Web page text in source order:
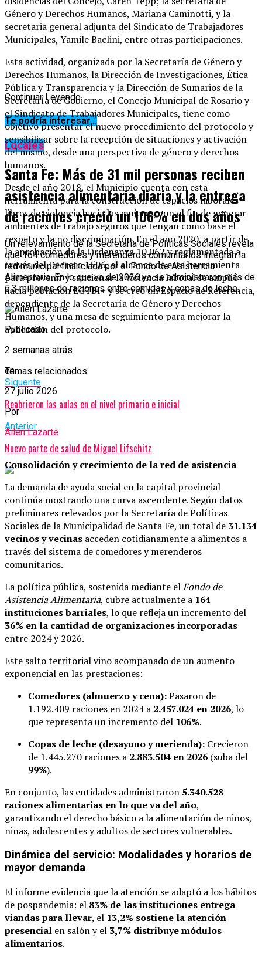
Género y Derechos Humanos, Mariana Caminotti, y la
secretaria general adjunta del Sindicato de Trabajadores
Municipales, Yamile Baclini, entre otras participaciones.
Esta actividad, organizada por la Secretaría de Género y
Derechos Humanos, la Dirección de Investigaciones, Ética
Pública y Transparencia y la Dirección de Sumarios de la
Secretaría de Gobierno, el Concejo Municipal de Rosario y
el Sindicato de Trabajadores Municipales, tiene como
objetivo presentar el nuevo procedimiento del protocolo y
sensibilizar sobre la recepción de situaciones y activación
del mismo, desde una perspectiva de género y derechos
humanos.
Desde el año 2018, el Municipio cuenta con esta
herramienta para la construcción de espacios laborales
libres de violencia hacia las mujeres, con el fin de generar
ambientes de trabajo seguros que tengan como base el
respeto y la no discriminación. En el año 2020, a partir de
la aprobación de la Ordenanza 10.062 y reglamentada a
través del Decreto 1506, el alcance de esta herramienta
para prevenir y sancionar la violencia laboral se amplió
hacia población LGTBI+ y se creó un Espacio de Referencia,
dependiente de la Secretaría de Género y Derechos
Humanos, y una mesa de seguimiento para mejorar la
aplicación del protocolo.
Temas relacionados:
Siguente
Reabrieron las aulas en el nivel primario e inicial
Anterior
Nuevo parte de salud de Miguel Lifschitz
Continuar Leyendo
Te podría interesar...
Locales
Santa Fe: Más de 31 mil personas reciben
asistencia alimentaria diaria y la entrega
de raciones creció un 106% en dos años
Un relevamiento de la Secretaría de Políticas Sociales revela
que 164 comedores y merenderos comunitarios integran la
red municipal financiada por el Fondo de Asistencia
Alimentaria. En lo que va de 2026 ya se administraron más de
5,3 millones de raciones entre comidas y copas de leche.
Publicado
2 semanas atrás
en
27 julio 2026
Por
Ailén Lazarte
Consolidación y crecimiento de la red de asistencia
La demanda de ayuda social en la capital provincial
continúa mostrando una curva ascendente. Según datos
preliminares relevados por la Secretaría de Políticas
Sociales de la Municipalidad de Santa Fe, un total de 31.134
vecinos y vecinas acceden cotidianamente a alimentos a
través del sistema de comedores y merenderos
comunitarios.
La política pública, sostenida mediante elFondo de
Asistencia Alimentaria, cubre actualmente a 164
instituciones barriales, lo que refleja un incremento del
36% en la cantidad de organizaciones incorporadas
entre 2024 y 2026.
Este salto territorial vino acompañado de un aumento
exponencial en las prestaciones:
Comedores (almuerzo y cena):Pasaron de
1.192.409 raciones en 2024 a 2.457.024 en 2026, lo
que representa un incremento del 106%.
Copas de leche (desayuno y merienda): Crecieron
de 1.445.270 raciones a 2.883.504 en 2026 (suba del
99%).
En conjunto, las entidades administraron 5.340.528
raciones alimentarias en lo que va del año,
garantizando el derecho básico a la alimentación de niños,
niñas, adolescentes y adultos de sectores vulnerables.
Dinámica del servicio: Modalidades y horarios de
mayor demanda
El informe evidencia que la atención se adaptó a los hábitos
de pospandemia: el 83% de las instituciones entrega
viandas para llevar, el 13,2% sostiene la atención
presencial en salón y el 3,7% distribuye módulos
alimentarios.